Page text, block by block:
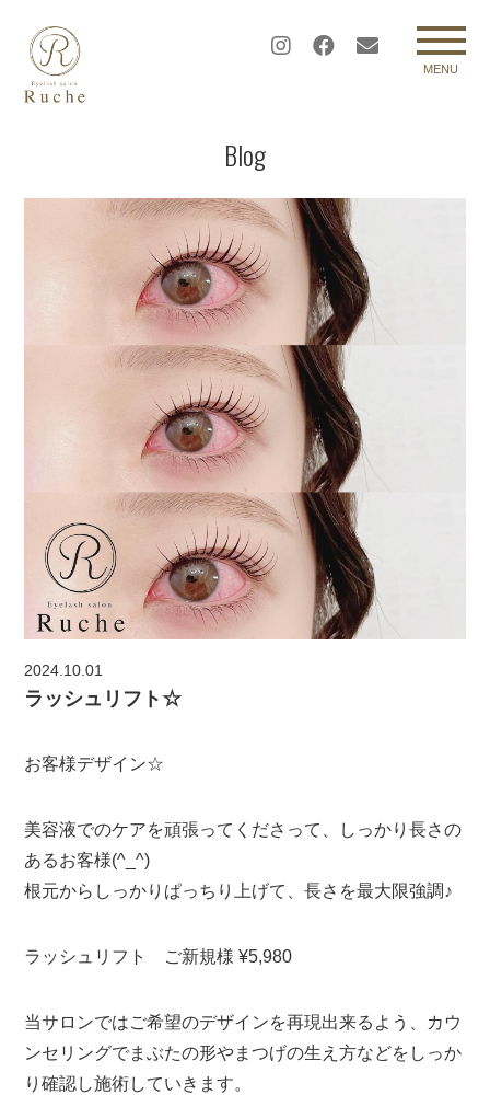
MENU
Blog
2024.10.01
ラッシュリフト☆
お客様デザイン☆
美容液でのケアを頑張ってくださって、しっかり長さの
あるお客様(^_^)
根元からしっかりぱっちり上げて、長さを最大限強調♪
ラッシュリフト ご新規様 ¥5,980
当サロンではご希望のデザインを再現出来るよう、カウ
ンセリングでまぶたの形やまつげの生え方などをしっか
り確認し施術していきます。